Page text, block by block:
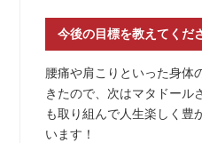
今後の目標を教えてくだ
腰痛や肩こりといった身体
きたので、次はマタドール
も取り組んで人生楽しく豊
います！